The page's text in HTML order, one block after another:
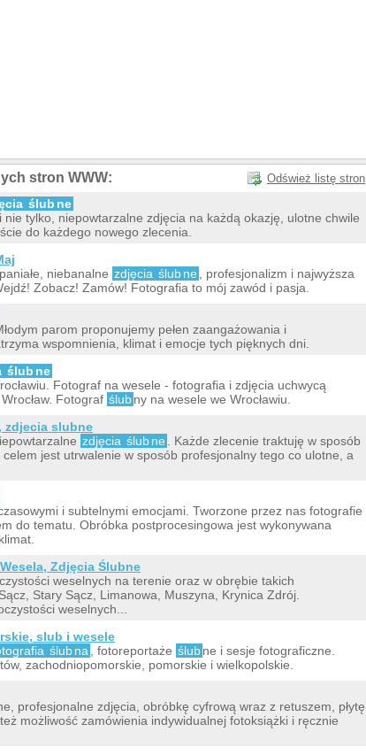
stron WWW: Odśwież listę stron
ślub ne
i nie tylko, niepowtarzalne zdjęcia na każdą okazję, ulotne chwile
do każdego nowego zlecenia.
niebanalne zdjęcia ślubne
, profesjonalizm i najwyższa
Zobacz! Zamów! Fotografia to mój zawód i pasja.
parom proponujemy pełen zaangażowania i
wspomnienia, klimat i emocje tych pięknych dni.
ślub ne
Fotograf na wesele - fotografia i zdjęcia uchwycą
Fotograf ślubny na wesele we Wrocławiu.
, zdjecia slubne
zdjęcia ślubne
. Każde zlecenie traktuję w sposób
jest utrwalenie w sposób profesjonalny tego co ulotne, a
i subtelnymi emocjami. Tworzone przez nas fotografie
do tematu. Obróbka postprocesingowa jest wykonywana
Zdjęcia Ślubne
weselnych na terenie oraz w obrębie takich
Stary Sącz, Limanowa, Muszyna, Krynica Zdrój.
weselnych...
slub i wesele
ślubna , fotoreportaże ślubne i sesje fotograficzne.
zachodniopomorskie, pomorskie i wielkopolskie.
profesjonalne zdjęcia, obróbkę cyfrową wraz z retuszem, płytę
możliwość zamówienia indywidualnej fotoksiążki i ręcznie